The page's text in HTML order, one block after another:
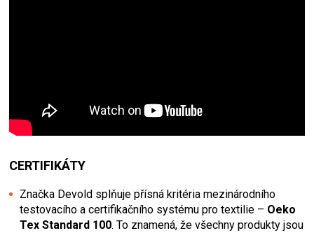
CERTIFIKÁTY
Značka Devold splňuje přísná kritéria mezinárodního
testovacího a certifikačního systému pro textilie – Oeko
Tex Standard 100. To znamená, že všechny produkty jsou